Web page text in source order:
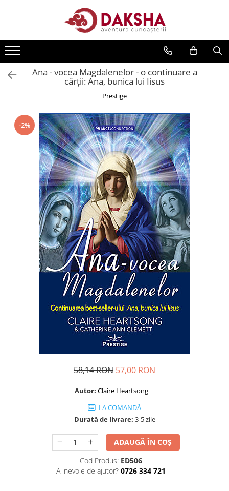
Editura Daksha
Seria Radu Cinamar
Seria Anton Parks
Seria Immanuel Velikovsky
Dezvăluiri
Spiritualitate
Extratereștrii
Transformare spirituală
Psihologie
Dezvoltare personală
Astrologie
Seria Chico Xavier
Seria Helena Blavatsky
Povestiri
Ana - vocea Magdalenelor - o continuare a
cărţii: Ana, bunica lui Iisus
Prestige
-2%
58,14 RON 57,00 RON
Autor: Claire Heartsong
LA COMANDĂ
Durată de livrare: 3-5 zile
ADAUGĂ ÎN COȘ
Cod Produs: ED506
Ai nevoie de ajutor? 0726 334 721